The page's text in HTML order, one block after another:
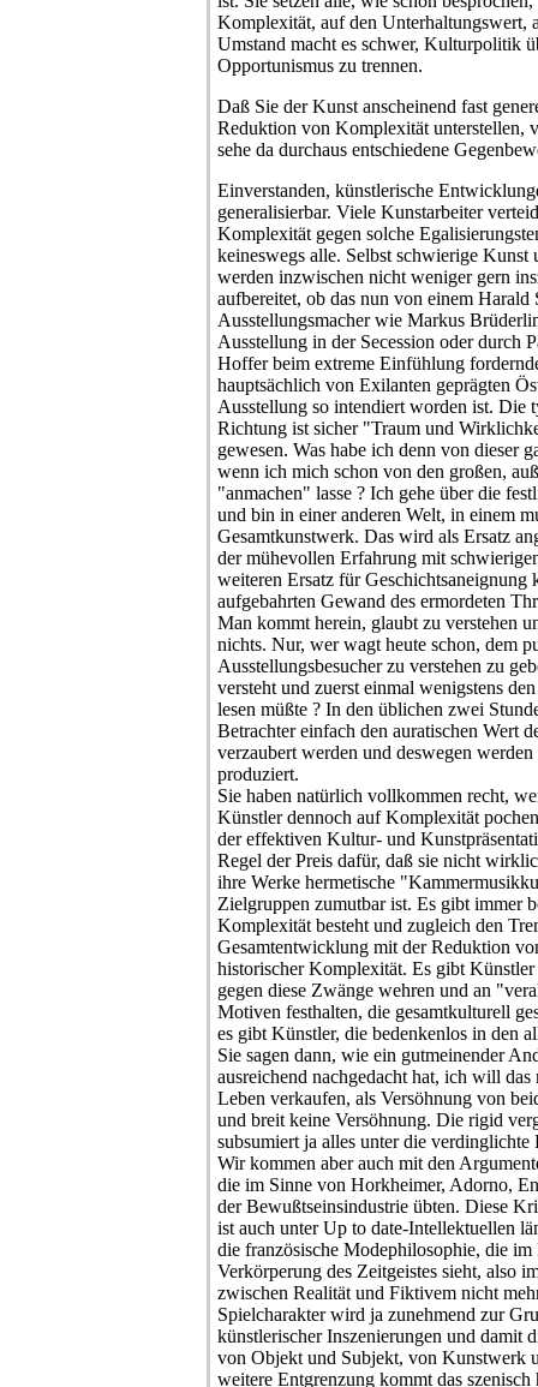
Komplexität, auf den Unterhaltungswert,
Umstand macht es schwer, Kulturpolitik
Opportunismus zu trennen.
Daß Sie der Kunst anscheinend fast
Reduktion von Komplexität unterstellen,
sehe da durchaus entschiedene
Einverstanden, künstlerische
generalisierbar. Viele Kunstarbeiter
Komplexität gegen solche
keineswegs alle. Selbst schwierige Kunst
werden inzwischen nicht weniger gern
aufbereitet, ob das nun von einem Harald
Ausstellungsmacher wie Markus
Ausstellung in der Secession oder durch
Hoffer beim extreme Einfühlung
hauptsächlich von Exilanten geprägten
Ausstellung so intendiert worden ist. Die
Richtung ist sicher "Traum und
gewesen. Was habe ich denn von dieser
wenn ich mich schon von den großen,
"anmachen" lasse ? Ich gehe über die
und bin in einer anderen Welt, in einem
Gesamtkunstwerk. Das wird als Ersatz
der mühevollen Erfahrung mit
weiteren Ersatz für Geschichtsaneignung
aufgebahrten Gewand des ermordeten
Man kommt herein, glaubt zu verstehen
nichts. Nur, wer wagt heute schon, dem
Ausstellungsbesucher zu verstehen zu
versteht und zuerst einmal wenigstens
lesen müßte ? In den üblichen zwei
Betrachter einfach den auratischen Wert
verzaubert werden und deswegen
produziert.
Sie haben natürlich vollkommen recht,
Künstler dennoch auf Komplexität
der effektiven Kultur- und
Regel der Preis dafür, daß sie nicht
ihre Werke hermetische
Zielgruppen zumutbar ist. Es gibt immer
Komplexität besteht und zugleich den
Gesamtentwicklung mit der Reduktion
historischer Komplexität. Es gibt
gegen diese Zwänge wehren und an
Motiven festhalten, die gesamtkulturell
es gibt Künstler, die bedenkenlos in den
Sie sagen dann, wie ein gutmeinender
ausreichend nachgedacht hat, ich will
Leben verkaufen, als Versöhnung von
und breit keine Versöhnung. Die rigid
subsumiert ja alles unter die verdinglichte
Wir kommen aber auch mit den
die im Sinne von Horkheimer, Adorno,
der Bewußtseinsindustrie übten. Diese
ist auch unter Up to date-Intellektuellen
die französische Modephilosophie, die
Verkörperung des Zeitgeistes sieht, also
zwischen Realität und Fiktivem nicht
Spielcharakter wird ja zunehmend zur
künstlerischer Inszenierungen und damit
von Objekt und Subjekt, von Kunstwerk
weitere Entgrenzung kommt das szenisch